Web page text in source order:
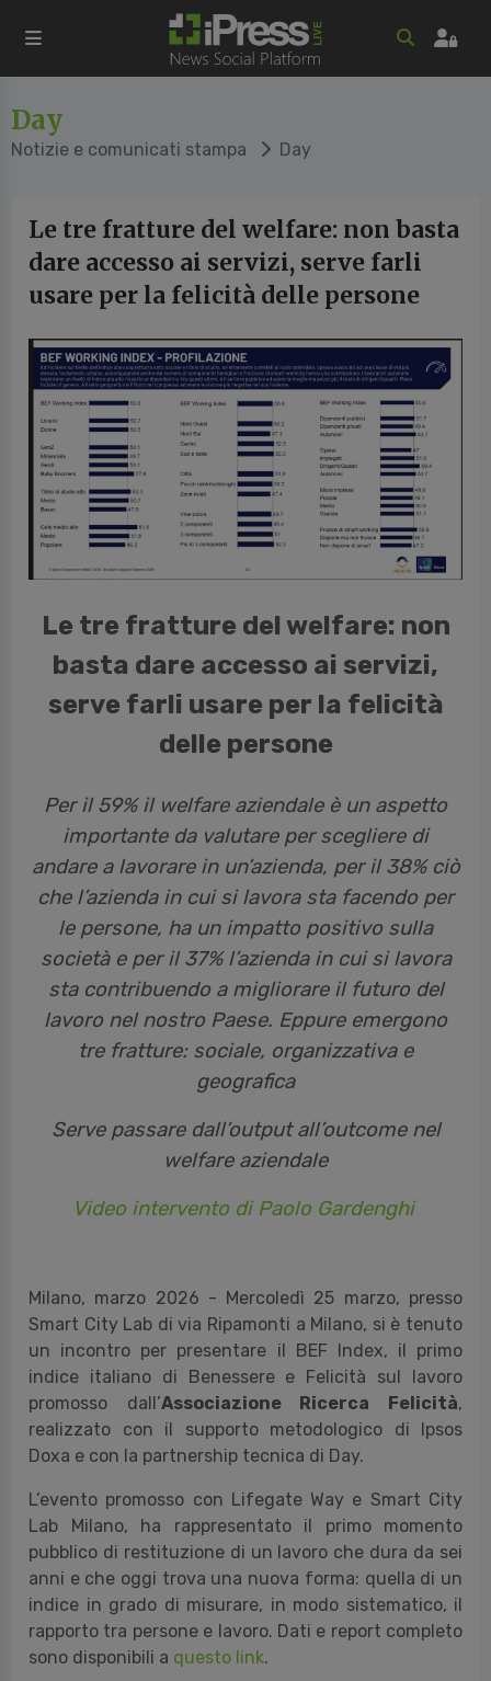
Day
Notizie e comunicati stampa Day
Le tre fratture del welfare: non basta
dare accesso ai servizi, serve farli
usare per la felicità delle persone
Le tre fratture del welfare: non
basta dare accesso ai servizi,
serve farli usare per la felicità
delle persone
Per il 59% il welfare aziendale è un aspetto
importante davalutare per scegliere di
andare a lavorare inun’azienda, per il 38% ciò
che l’azienda in cui si lavora sta facendo per
le persone, ha un impatto positivo sulla
società e per il 37% l’azienda in cui si lavora
lavoro nel nostro Paese. Eppure emergono
Serve passare dall’output all’outcome nel
welfare aziendale
Video intervento di Paolo Gardenghi
Milano, marzo 2026 - Mercoledì 25 marzo, presso
Smart City Lab di via Ripamonti a Milano, si è tenuto
un incontro per presentare il BEF Index, il primo
indice italiano di Benessere e Felicità sul lavoro
promosso dall’ Associazione Ricerca Felicità,
realizzato con il supporto metodologico di Ipsos
Doxa e con la partnership tecnica di Day.